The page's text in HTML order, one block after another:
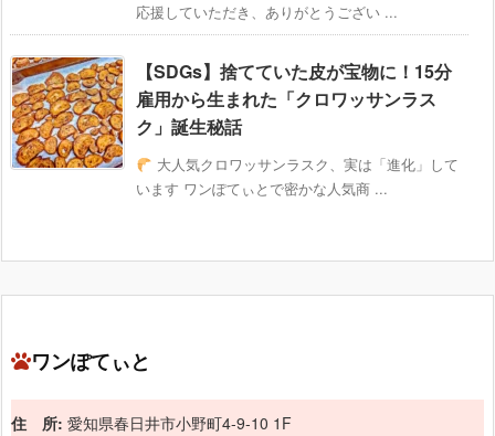
応援していただき、ありがとうござい ...
【SDGs】捨てていた皮が宝物に！15分
雇用から生まれた「クロワッサンラス
ク」誕生秘話
大人気クロワッサンラスク、実は「進化」して
います ワンぽてぃとで密かな人気商 ...
ワンぽてぃと
住 所: 愛知県春日井市小野町4-9-10 1F